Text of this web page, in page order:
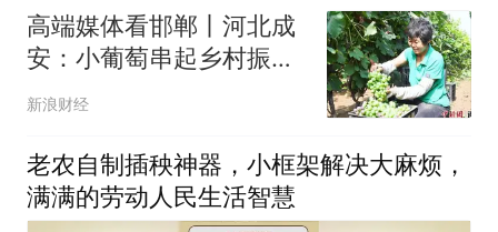
高端媒体看邯郸丨河北成
安：小葡萄串起乡村振兴
“甜蜜产业”
新浪财经
老农自制插秧神器，小框架解决大麻烦，
满满的劳动人民生活智慧